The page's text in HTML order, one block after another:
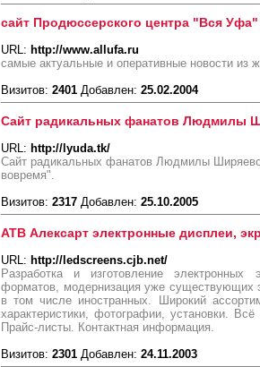
сайт Продюссерского центра "Вся Уфа"
URL: http://www.allufa.ru
самые актуальные и оперативные новости из
Визитов: 2401 Добавлен: 25.02.2004
Сайт радикальных фанатов Людмилы
URL: http://lyuda.tk/
Сайт радикальных фанатов Людмилы
вовремя".
Визитов: 2317 Добавлен: 25.10.2005
АТВ Алексарт электронные дисплеи,
URL: http://ledscreens.cjb.net/
Разработка и изготовление
форматов, модернизация уже существующих
в том числе иностранных. Широкий
характеристики, фотографии, установки.
Прайс-листы. Контактная информация.
Визитов: 2301 Добавлен: 24.11.2003